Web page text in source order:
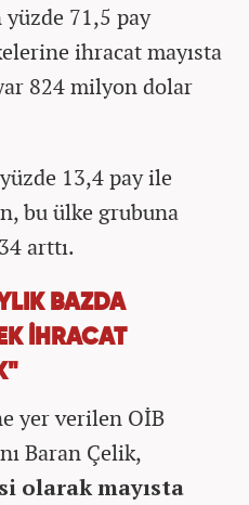
71,5 pay
ihracat mayısta
824 milyon dolar
13,4 pay ile
bu ülke grubuna
arttı.
BAZDA
İHRACAT
yer verilen OİB
Baran Çelik,
olarak mayısta